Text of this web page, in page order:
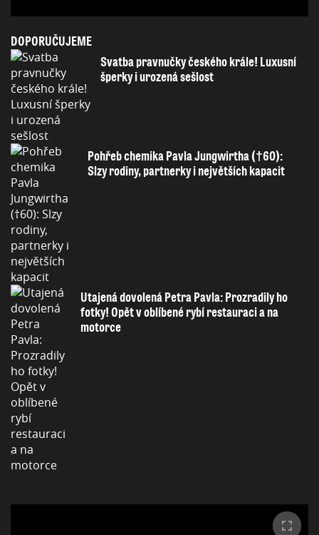
DOPORUČUJEME
Svatba pravnučky českého krále! Luxusní
šperky i urozená sešlost
Pohřeb chemika Pavla Jungwirtha (†60):
Slzy rodiny, partnerky i největších kapacit
Utajená dovolená Petra Pavla: Prozradily ho
fotky! Opět v oblíbené rybí restauraci a na
motorce